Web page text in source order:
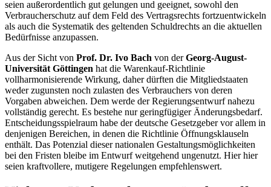
seien außerordentlich gut gelungen und geeignet, sowohl den
Verbraucherschutz auf dem Feld des Vertragsrechts fortzuentwickeln
als auch die Systematik des geltenden Schuldrechts an die aktuellen
Bedürfnisse anzupassen.
Aus der Sicht von Prof. Dr. Ivo Bach von derGeorg-August-
Universität Göttingen hat die Warenkauf-Richtlinie
vollharmonisierende Wirkung, daher dürften die Mitgliedstaaten
weder zugunsten noch zulasten des Verbrauchers von deren
Vorgaben abweichen. Dem werde der Regierungsentwurf nahezu
vollständig gerecht. Es bestehe nur geringfügiger Änderungsbedarf.
Entscheidungsspielraum habe der deutsche Gesetzgeber vor allem in
denjenigen Bereichen, in denen die Richtlinie Öffnungsklauseln
enthält. Das Potenzial dieser nationalen Gestaltungsmöglichkeiten
bei den Fristen bleibe im Entwurf weitgehend ungenutzt. Hier hier
seien kraftvollere, mutigere Regelungen empfehlenswert.